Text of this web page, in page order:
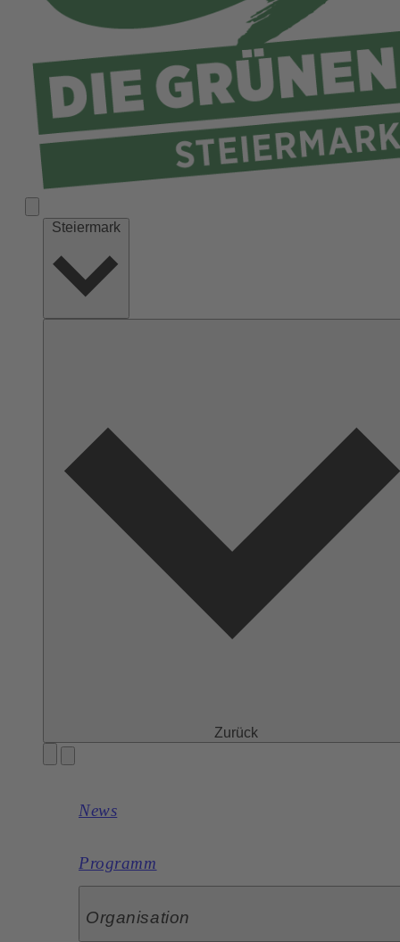
Murtal
Südoststeiermark
Voitsberg
Steiermark
Zurück
News
Programm
Organisation